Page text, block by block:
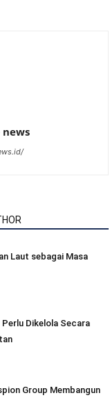
Laut sebagai Masa
Dikelola Secara
Group Membangun